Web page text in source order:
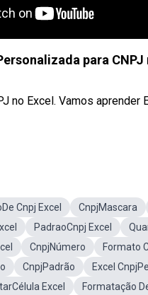
para CNPJ
no Excel. Vamos
Cnpj Excel CnpjMascara
PadraoCnpj Excel
CnpjNúmero Formato
CnpjPadrão Excel
Excel Formatação